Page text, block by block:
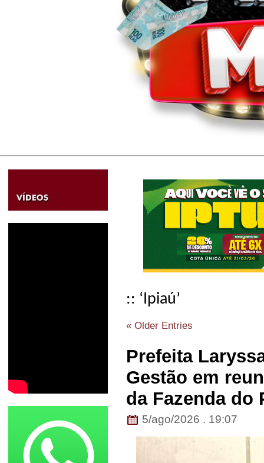
:: ‘Ipiaú’
« Older Entries
Prefeita
Gestão em
da Fazenda do
5/ago/2026 . 19:07